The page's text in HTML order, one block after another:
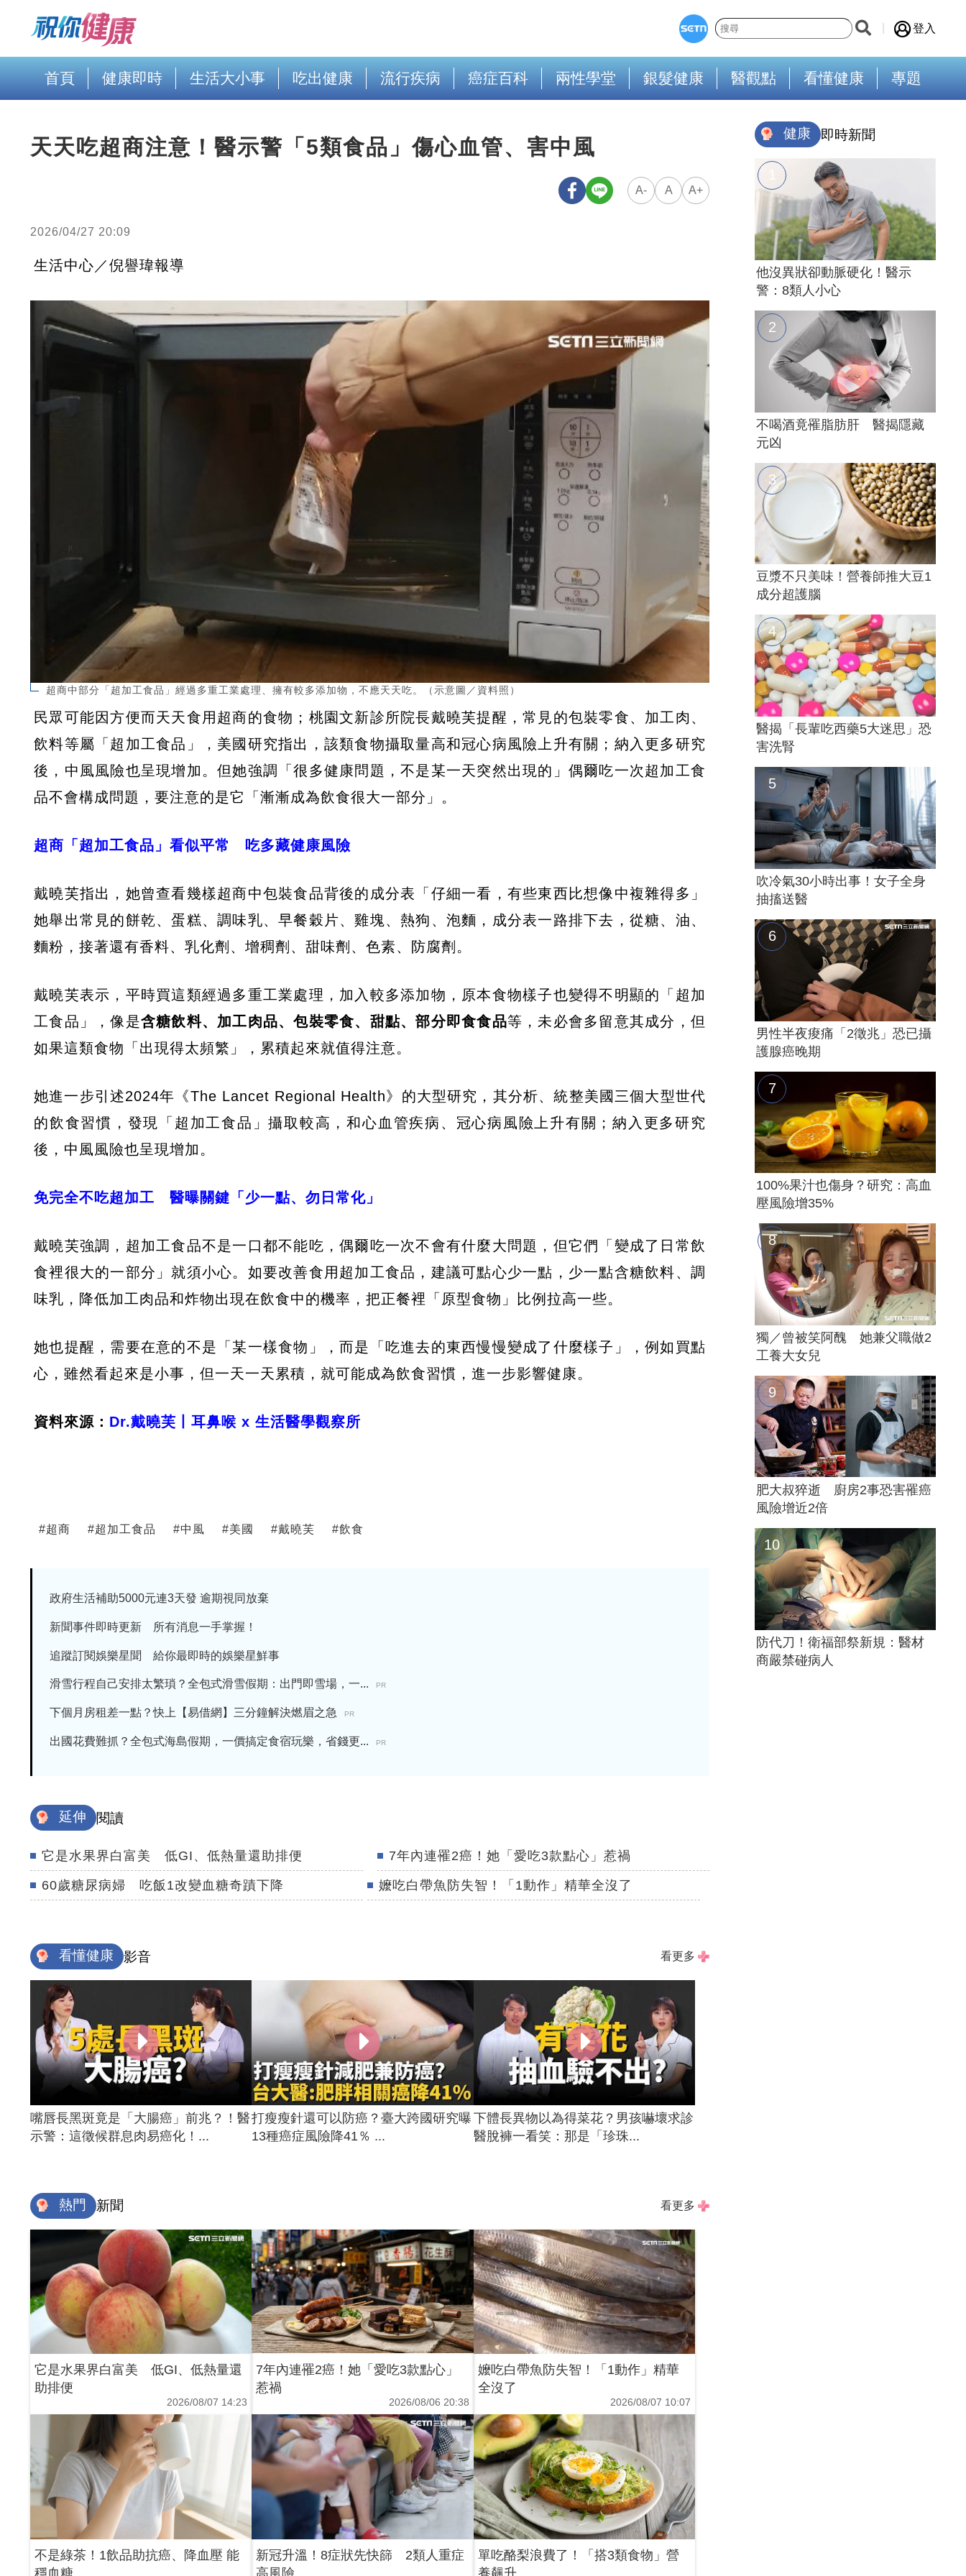
登入
首頁 健康即時 生活大小事 吃出健康 流行疾病 癌症百科 兩性學堂 銀髮健康 醫觀點 看懂健康 專題
天天吃超商注意！醫示警「5類食品」傷心血管、害中風
A- A A+
2026/04/27 20:09
生活中心／倪譽瑋報導
超商中部分「超加工食品」經過多重工業處理、擁有較多添加物，不應天天吃。（示意圖／資料照）
民眾可能因方便而天天食用超商的食物；桃園文新診所院長戴曉芙提醒，常見的包裝零食、加工肉、
飲料等屬「超加工食品」，美國研究指出，該類食物攝取量高和冠心病風險上升有關；納入更多研究
後，中風風險也呈現增加。但她強調「很多健康問題，不是某一天突然出現的」偶爾吃一次超加工食
品不會構成問題，要注意的是它「漸漸成為飲食很大一部分」。
超商「超加工食品」看似平常 吃多藏健康風險
戴曉芙指出，她曾查看幾樣超商中包裝食品背後的成分表「仔細一看，有些東西比想像中複雜得多」
她舉出常見的餅乾、蛋糕、調味乳、早餐穀片、雞塊、熱狗、泡麵，成分表一路排下去，從糖、油、
麵粉，接著還有香料、乳化劑、增稠劑、甜味劑、色素、防腐劑。
戴曉芙表示，平時買這類經過多重工業處理，加入較多添加物，原本食物樣子也變得不明顯的「超加
工食品」，像是含糖飲料、加工肉品、包裝零食、甜點、部分即食食品等，未必會多留意其成分，但
如果這類食物「出現得太頻繁」，累積起來就值得注意。
她進一步引述2024年《The Lancet Regional Health》的大型研究，其分析、統整美國三個大型世代
的飲食習慣，發現「超加工食品」攝取較高，和心血管疾病、冠心病風險上升有關；納入更多研究
後，中風風險也呈現增加。
免完全不吃超加工 醫曝關鍵「少一點、勿日常化」
戴曉芙強調，超加工食品不是一口都不能吃，偶爾吃一次不會有什麼大問題，但它們「變成了日常飲
食裡很大的一部分」就須小心。如要改善食用超加工食品，建議可點心少一點，少一點含糖飲料、調
味乳，降低加工肉品和炸物出現在飲食中的機率，把正餐裡「原型食物」比例拉高一些。
她也提醒，需要在意的不是「某一樣食物」，而是「吃進去的東西慢慢變成了什麼樣子」，例如買點
心，雖然看起來是小事，但一天一天累積，就可能成為飲食習慣，進一步影響健康。
資料來源： Dr.戴曉芙丨耳鼻喉 x 生活醫學觀察所
#超商 #超加工食品 #中風 #美國 #戴曉芙 #飲食
政府生活補助5000元連3天發 逾期視同放棄
新聞事件即時更新 所有消息一手掌握！
追蹤訂閱娛樂星聞 給你最即時的娛樂星鮮事
滑雪行程自己安排太繁瑣？全包式滑雪假期：出門即雪場，一... PR
下個月房租差一點？快上【易借網】三分鐘解決燃眉之急 PR
出國花費難抓？全包式海島假期，一價搞定食宿玩樂，省錢更... PR
延伸 閱讀
它是水果界白富美 低GI、低熱量還助排便 7年內連罹2癌！她「愛吃3款點心」惹禍
60歲糖尿病婦 吃飯1改變血糖奇蹟下降 嬤吃白帶魚防失智！「1動作」精華全沒了
看懂健康 影音 看更多
嘴唇長黑斑竟是「大腸癌」前兆？！醫
示警：這徵候群息肉易癌化！...
打瘦瘦針還可以防癌？臺大跨國研究曝
13種癌症風險降41％ ...
下體長異物以為得菜花？男孩嚇壞求診
醫脫褲一看笑：那是「珍珠...
熱門 新聞 看更多
它是水果界白富美 低GI、低熱量還
助排便
2026/08/07 14:23
7年內連罹2癌！她「愛吃3款點心」
惹禍
2026/08/06 20:38
嬤吃白帶魚防失智！「1動作」精華
全沒了
2026/08/07 10:07
不是綠茶！1飲品助抗癌、降血壓 能
穩血糖
新冠升溫！8症狀先快篩 2類人重症
高風險
單吃酪梨浪費了！「搭3類食物」營
養飆升
健康 即時新聞
他沒異狀卻動脈硬化！醫示
警：8類人小心
不喝酒竟罹脂肪肝 醫揭隱藏
元凶
豆漿不只美味！營養師推大豆1
成分超護腦
醫揭「長輩吃西藥5大迷思」恐
害洗腎
吹冷氣30小時出事！女子全身
抽搐送醫
男性半夜痠痛「2徵兆」恐已攝
護腺癌晚期
100%果汁也傷身？研究：高血
壓風險增35%
獨／曾被笑阿醜 她兼父職做2
工養大女兒
肥大叔猝逝 廚房2事恐害罹癌
風險增近2倍
防代刀！衛福部祭新規：醫材
商嚴禁碰病人